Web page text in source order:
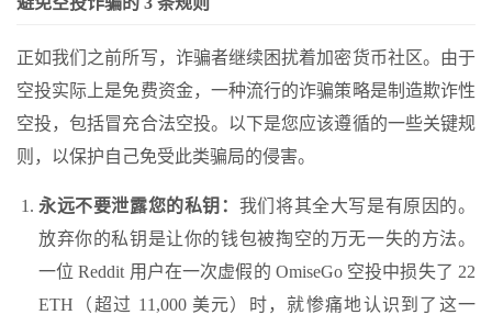
正如我们之前所写，诈骗者继续困扰着加密货币社区。由于
空投实际上是免费资金，一种流行的诈骗策略是制造欺诈性
空投，包括冒充合法空投。以下是您应该遵循的一些关键规
则，以保护自己免受此类骗局的侵害。
永远不要泄露您的私钥： 我们将其全大写是有原因的。
放弃你的私钥是让你的钱包被掏空的万无一失的方法。
一位 Reddit 用户在一次虚假的 OmiseGo 空投中损失了 22
ETH（超过 11,000 美元）时，就惨痛地认识到了这一